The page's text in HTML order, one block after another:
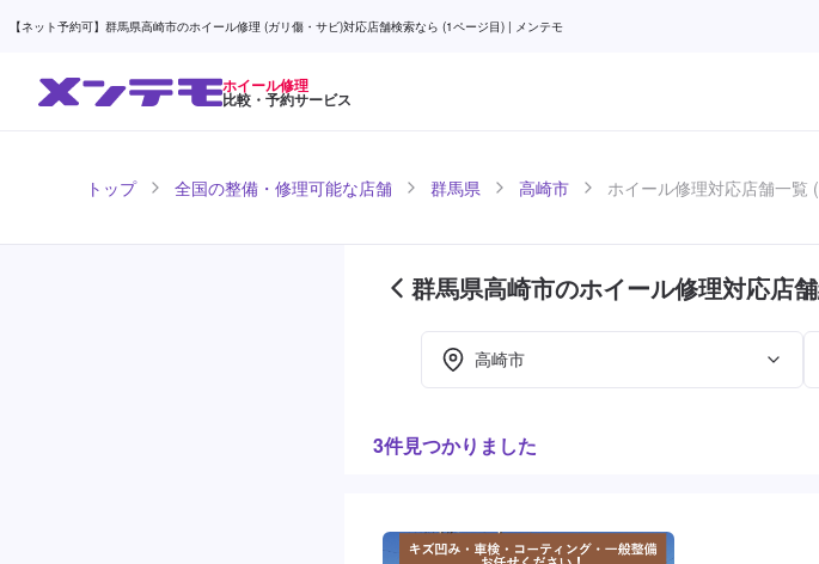
【ネット予約可】群馬県高崎市のホイール修理 (ガリ傷・サビ)対応店舗検索なら (1ページ目) | メンテモ
ホイール修理
比較・予約サービス
トップ 全国の整備・修理可能な店舗 群馬県 高崎市 ホイール修理対応店舗一覧
群馬県高崎市のホイール修理対応店
高崎市
3件見つかりました